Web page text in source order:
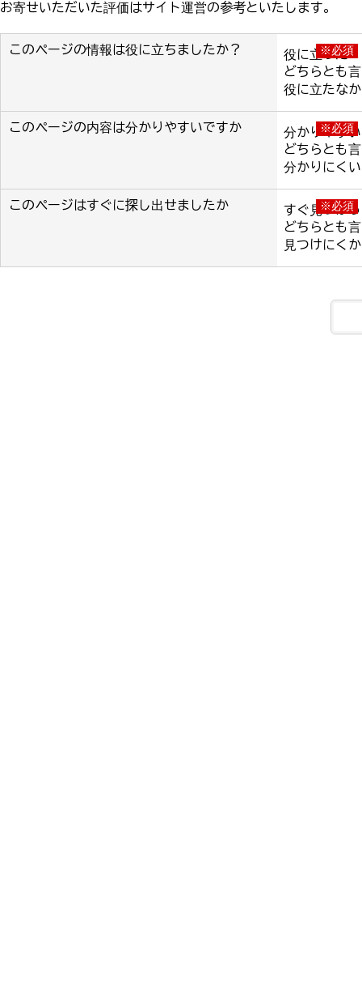
お寄せいただいた評価はサイト運営の参考といたします。
このページの情報は役に立ちましたか？ ※必須
役に立った
どちらとも
役に立たな
このページの内容は分かりやすいですか ※必須
分かりやすい
どちらとも
分かりにくい
このページはすぐに探し出せましたか ※必須
すぐ見つか
どちらとも
見つけにく